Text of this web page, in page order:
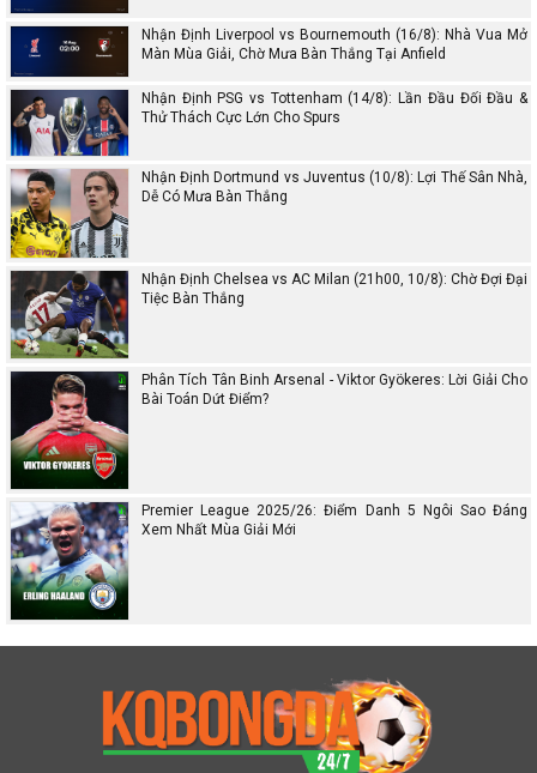
Nhận Định Liverpool vs Bournemouth (16/8): Nhà Vua Mở
Màn Mùa Giải, Chờ Mưa Bàn Thắng Tại Anfield
Nhận Định PSG vs Tottenham (14/8): Lần Đầu Đối Đầu &
Thử Thách Cực Lớn Cho Spurs
Nhận Định Dortmund vs Juventus (10/8): Lợi Thế Sân Nhà,
Dễ Có Mưa Bàn Thắng
Nhận Định Chelsea vs AC Milan (21h00, 10/8): Chờ Đợi Đại
Tiệc Bàn Thắng
Phân Tích Tân Binh Arsenal - Viktor Gyökeres: Lời Giải Cho
Bài Toán Dứt Điểm?
Premier League 2025/26: Điểm Danh 5 Ngôi Sao Đáng
Xem Nhất Mùa Giải Mới